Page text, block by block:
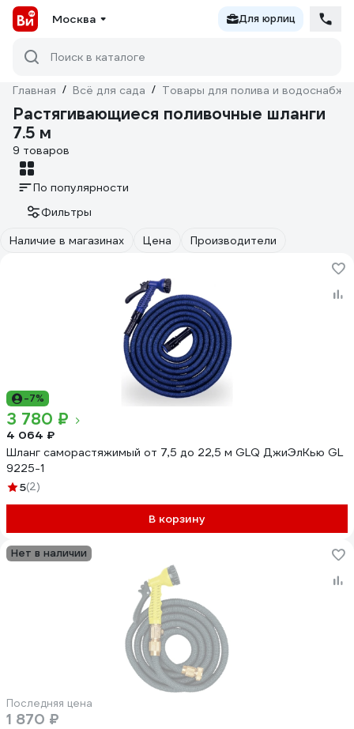
Москва Для юрлиц
Поиск в каталоге
Главная / Всё для сада / Товары для полива и
Растягивающиеся поливочные шланги
7.5 м
9 товаров
По популярности
Фильтры
Наличие в магазинах
Цена Производители
-7%
3 780 ₽
4 064 ₽
Шланг саморастяжимый от 7,5 до 22,5 м GLQ ДжиЭлКью GL
9225-1
5(2)
В корзину
Нет в наличии
Последняя цена
1 870 ₽